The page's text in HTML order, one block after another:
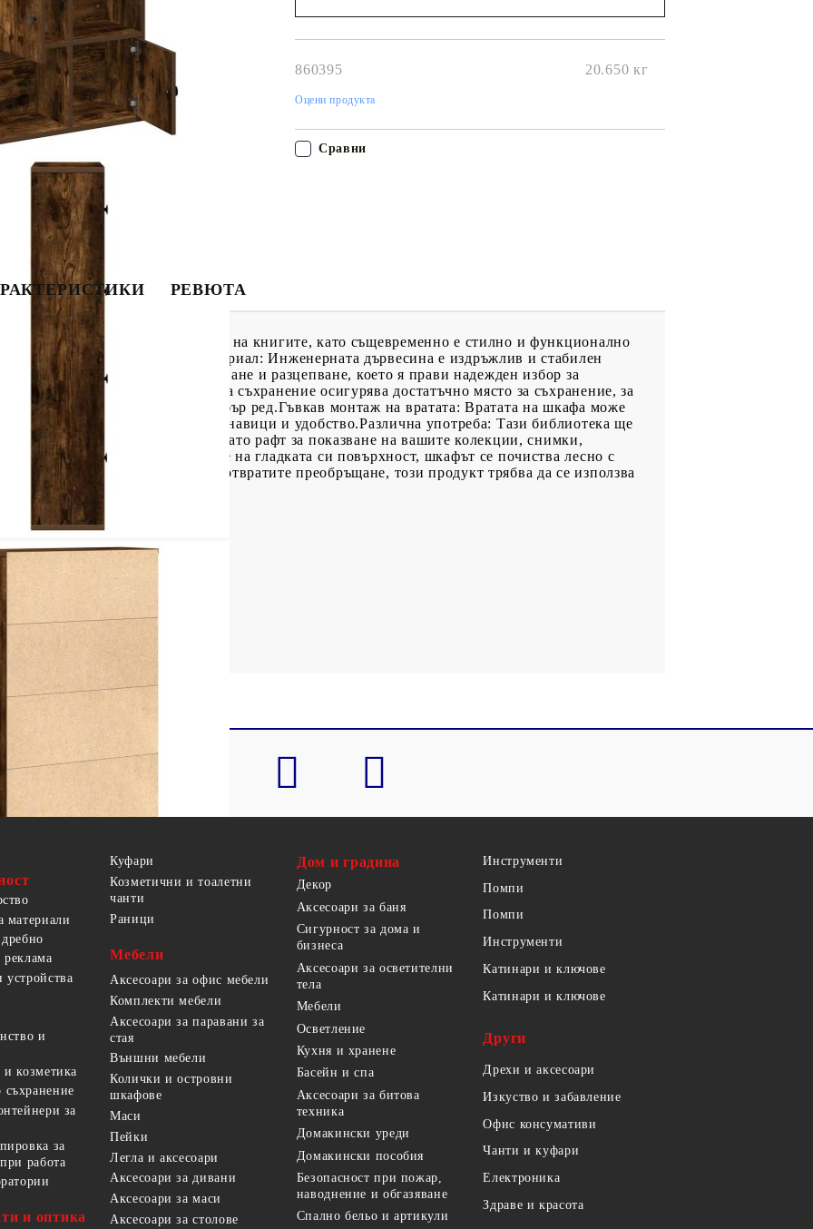
860395 20.650 кг
Оцени продукта
Сравни
РЕВЮТА
решение за подреждане на книгите, като същевременно е стилно и функционално
ви. Стабилен и издръжлив материал: Инженерната дървесина е издръжлив и стабилен
е устойчива на влага, изкривяване и разцепване, което я прави надежден избор за
за съхранение: Този шкаф за съхранение осигурява достатъчно място за съхранение, за
списания и документи в добър ред.Гъвкав монтаж на вратата: Вратата на шкафа може
в зависимост от личните ви навици и удобство.Различна употреба: Тази библиотека ще
книги. Може да се използва и като рафт за показване на вашите колекции, снимки,
за поддръжка: Благодарение на гладката си повърхност, шкафът се почиства лесно с
Внимание:За да предотвратите преобръщане, този продукт трябва да се използва
на стена.
см (Ш x Д x В)
материали
и
козметика
за
за
работа
и оптика
Куфари
Козметични и тоалетни
чанти
Раници
Мебели
Аксесоари за офис мебели
Комплекти мебели
Аксесоари за паравани за
стая
Външни мебели
Колички и островни
шкафове
Маси
Пейки
Легла и аксесоари
Аксесоари за дивани
Аксесоари за маси
Аксесоари за столове
Дом и градина
Декор
Аксесоари за баня
Сигурност за дома и
бизнеса
Аксесоари за осветителни
тела
Мебели
Осветление
Кухня и хранене
Басейн и спа
Аксесоари за битова
техника
Домакински уреди
Домакински пособия
Безопасност при пожар,
наводнение и обгазяване
Спално бельо и артикули
Инструменти
Помпи
Помпи
Инструменти
Катинари и ключове
Катинари и ключове
Други
Дрехи и аксесоари
Изкуство и забавление
Офис консумативи
Чанти и куфари
Електроника
Здраве и красота